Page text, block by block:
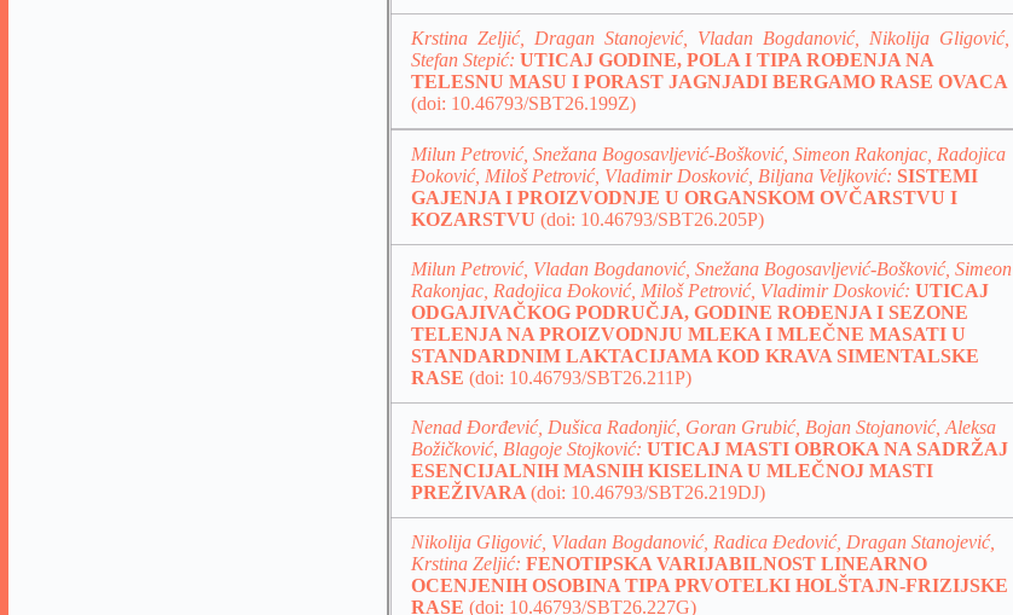
Krstina Zeljić, Dragan Stanojević, Vladan Bogdanović, Nikolija Gligović,
Stefan Stepić: UTICAJ GODINE, POLA I TIPA ROĐENJA NA
TELESNU MASU I PORAST JAGNJADI BERGAMO RASE OVACA
(doi: 10.46793/SBT26.199Z)
Milun Petrović, Snežana Bogosavljević-Bošković, Simeon Rakonjac, Radojica
Đoković, Miloš Petrović, Vladimir Dosković, Biljana Veljković: SISTEMI
GAJENJA I PROIZVODNJE U ORGANSKOM OVČARSTVU I
KOZARSTVU (doi: 10.46793/SBT26.205P)
Milun Petrović, Vladan Bogdanović, Snežana Bogosavljević-Bošković, Simeon
Rakonjac, Radojica Đoković, Miloš Petrović, Vladimir Dosković: UTICAJ
ODGAJIVAČKOG PODRUČJA, GODINE ROĐENJA I SEZONE
TELENJA NA PROIZVODNJU MLEKA I MLEČNE MASATI U
STANDARDNIM LAKTACIJAMA KOD KRAVA SIMENTALSKE
RASE (doi: 10.46793/SBT26.211P)
Nenad Đorđević, Dušica Radonjić, Goran Grubić, Bojan Stojanović, Aleksa
Božičković, Blagoje Stojković: UTICAJ MASTI OBROKA NA SADRŽAJ
ESENCIJALNIH MASNIH KISELINA U MLEČNOJ MASTI
PREŽIVARA (doi: 10.46793/SBT26.219DJ)
Nikolija Gligović, Vladan Bogdanović, Radica Đedović, Dragan Stanojević,
Krstina Zeljić: FENOTIPSKA VARIJABILNOST LINEARNO
OCENJENIH OSOBINA TIPA PRVOTELKI HOLŠTAJN-FRIZIJSKE
RASE (doi: 10.46793/SBT26.227G)